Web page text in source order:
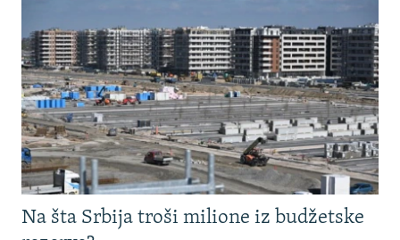
Na šta Srbija troši milione iz budžetske